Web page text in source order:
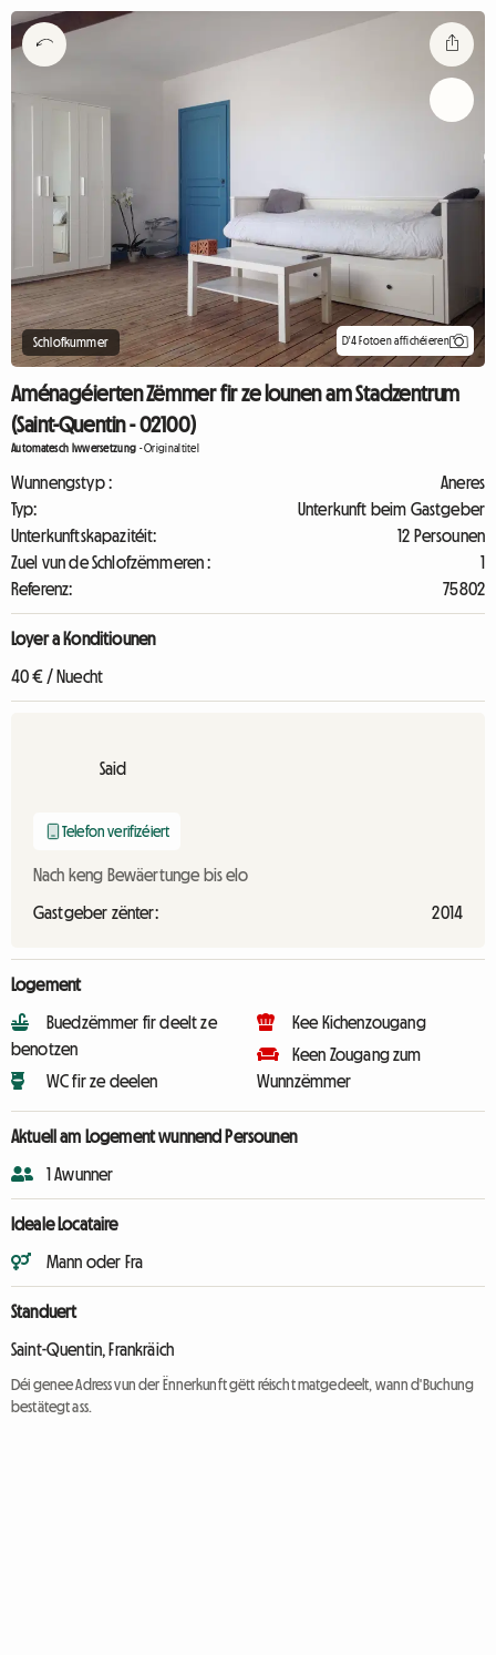
Schlofkummer D'4 Fotoen affichéieren
Aménagéierten Zëmmer fir ze lounen am Stadzentrum
(Saint-Quentin - 02100)
Automatesch Iwwersetzung -Originaltitel
Wunnengstyp :
Aneres
Typ:
Unterkunft beim Gastgeber
Unterkunftskapazitéit:
12 Persounen
Zuel vun de Schlofzëmmeren :
1
Referenz:
75802
Loyer a Konditiounen
40 € / Nuecht
Said
Telefon verifizéiert
Nach keng Bewäertunge bis elo
Gastgeber zënter: 2014
Logement
Buedzëmmer fir deelt ze
benotzen
WC fir ze deelen
Kee Kichenzougang
Keen Zougang zum
Wunnzëmmer
Aktuell am Logement wunnend Persounen
1 Awunner
Ideale Locataire
Mann oder Fra
Standuert
Saint-Quentin, Frankräich
Déi genee Adress vun der Ënnerkunft gëtt réischt matgedeelt, wann d'Buchung
bestätegt ass.